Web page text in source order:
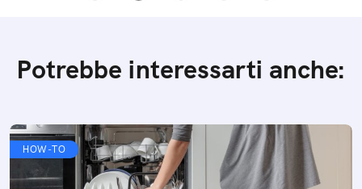
Potrebbe interessarti anche:
HOW-TO